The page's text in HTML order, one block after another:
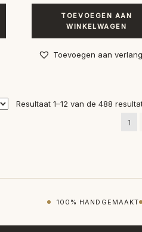
TOEVOEGEN AAN
WINKELWAGEN
Toevoegen aan
Resultaat 1–12 van de 488
1
100% HANDGEMAAKT